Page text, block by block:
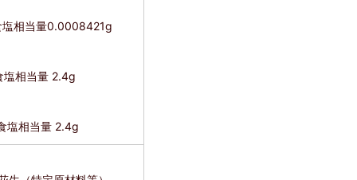
相当量0.0008421g
相当量 2.4g
塩相当量 2.4g